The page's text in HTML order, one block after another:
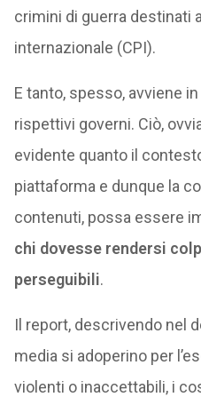
crimini di guerra destinati
internazionale (CPI).
E tanto, spesso, avviene
rispettivi governi. Ciò,
evidente quanto il
piattaforma e dunque la
contenuti, possa essere
chi dovesse rendersi
perseguibili.
Il report, descrivendo nel
media si adoperino per
violenti o inaccettabili, i